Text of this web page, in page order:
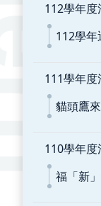
112學年度
112學年
111學年度
貓頭鷹
110學年度
福「新